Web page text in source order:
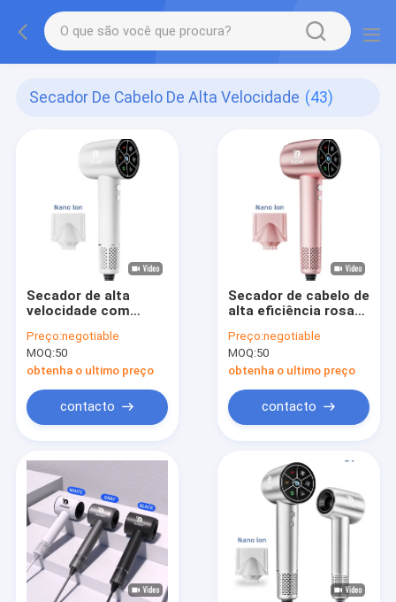
Secador De Cabelo De Alta Velocidade (43)
Secador de alta
velocidade com
função de iões nano
Preço:negotiable
MOQ:50
obtenha o ultimo preço
contacto
Secador de cabelo de
alta eficiência rosa
Preço:negotiable
MOQ:50
obtenha o ultimo preço
contacto